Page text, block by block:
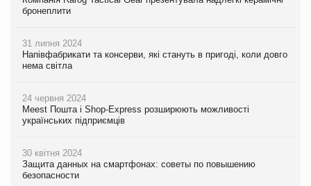
бронеплити
31 липня 2024
Напівфабрикати та консерви, які стануть в пригоді, коли довго
нема світла
24 червня 2024
Meest Пошта і Shop-Express розширюють можливості
українських підприємців
30 квітня 2024
Защита данных на смартфонах: советы по повышению
безопасности